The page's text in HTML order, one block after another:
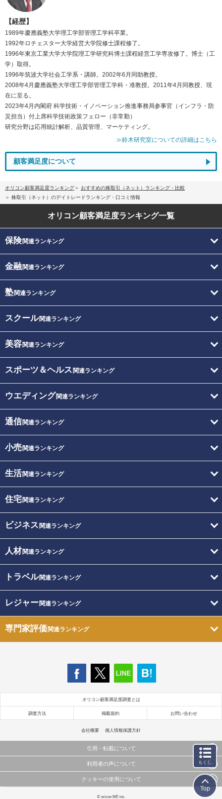
【経歴】
1989年慶應義塾大学理工学部管理工学科卒業。
1992年ロチェスター大学経営大学院修士課程修了。
1996年東京工業大学大学院理工学研究科博士課程経営工学専攻修了。博士（工
学）取得。
1996年筑波大学社会工学系・講師。2002年6月同助教授。
2008年4月慶應義塾大学理工学部管理工学科・准教授。2011年4月同教授、現
在に至る。
2023年4月内閣府 科学技術・イノベーション推進事務局参事官（インフラ・防
災担当）付上席科学技術政策フェロー（非常勤）
研究分野は応用統計解析、品質管理、マーケティング。
≫鈴木研究室についての詳細はこちら
顧客満足度について
オリコン顧客満足度ランキング
おすすめの株取引（ネット）ランキング・比較
株取引（ネット）のデイトレードランキング・口コミ情報
オリコン顧客満足度ランキング一覧
保険関連ランキング
金融関連ランキング
塾関連ランキング
スクール関連ランキング
美容関連ランキング
スポーツ＆ヘルス 関連ランキング
ウエディング関連ランキング
通信関連ランキング
小売関連ランキング
生活関連ランキング
住宅関連ランキング
ビジネス 関連ランキング
人材関連ランキング
トラベル関連ランキング
レジャー関連ランキング
専門家評価関連ランキング
オリコン顧客満足度調査とは
調査方法 掲載規約 お問い合わせ
会社概要 個人情報保護方針
引用・転載について
当サイトで公開されている情報（文字、写真、イラスト、画像データ等）及びこれらの配置・
これらの情報を権利者の許可なく無断転載・複製などの二次利用を行うことは固く禁じており
利用者の声について
当サイトに掲載している内容はすべてサービスの利用者が提出された見解・感想です。
クッキーの使用について
このサイトでは Cookie を使用して、ユーザーに合わせたコンテンツや広告の表示、ソーシャル
© oricon ME inc.
もくじ
Top